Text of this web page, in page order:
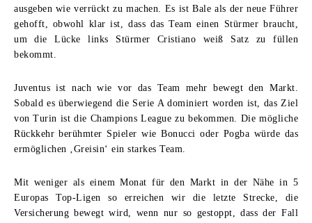
ausgeben wie verrückt zu machen. Es ist Bale als der neue Führer
gehofft, obwohl klar ist, dass das Team einen Stürmer braucht,
um die Lücke links Stürmer Cristiano weiß Satz zu füllen
bekommt.
Juventus ist nach wie vor das Team mehr bewegt den Markt.
Sobald es überwiegend die Serie A dominiert worden ist, das Ziel
von Turin ist die Champions League zu bekommen. Die mögliche
Rückkehr berühmter Spieler wie Bonucci oder Pogba würde das
ermöglichen ‚Greisin‘ ein starkes Team.
Mit weniger als einem Monat für den Markt in der Nähe in 5
Europas Top-Ligen so erreichen wir die letzte Strecke, die
Versicherung bewegt wird, wenn nur so gestoppt, dass der Fall